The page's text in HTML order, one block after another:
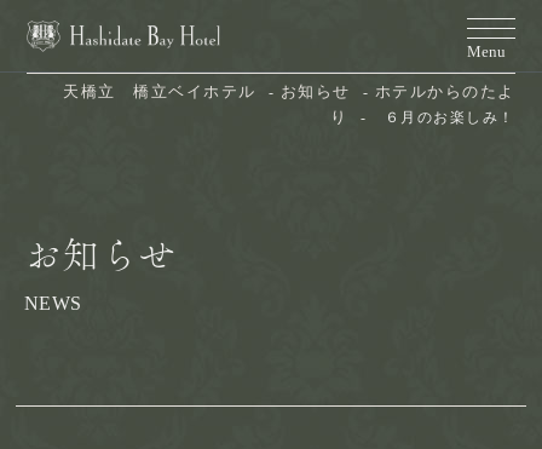
天橋立　橋立ベイホテル お知らせ
ホテルからのたよ
り
６月のお楽しみ！
お知らせ
NEWS